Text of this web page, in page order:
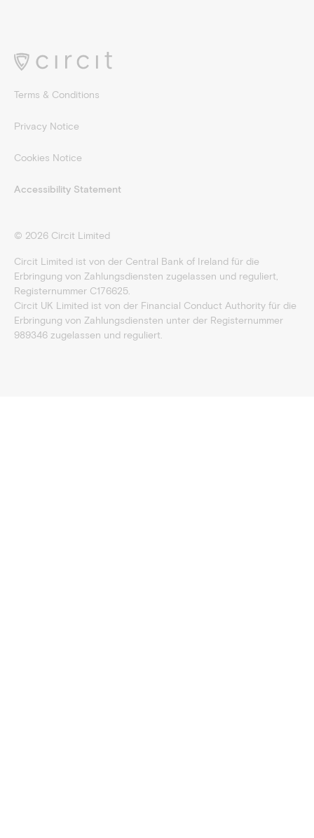
Terms & Conditions
Privacy Notice
Cookies Notice
Accessibility Statement
© 2026Circit Limited
Circit Limited ist von der Central Bank of Ireland für die
Erbringung von Zahlungsdiensten zugelassen und reguliert,
Registernummer C176625.
Circit UK Limited ist von der Financial Conduct Authority für die
Erbringung von Zahlungsdiensten unter der Registernummer
989346 zugelassen und reguliert.